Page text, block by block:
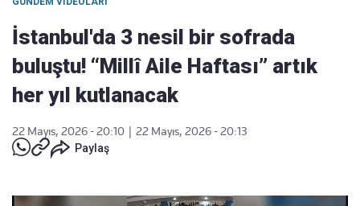
İstanbul'da 3 nesil bir sofrada
buluştu! “Millî Aile Haftası” artık
her yıl kutlanacak
22 Mayıs, 2026 - 20:10
22 Mayıs, 2026 - 20:13
Paylaş